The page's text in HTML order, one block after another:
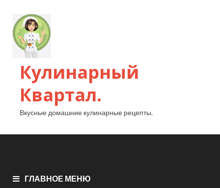
Кулинарный
Квартал.
Вкусные домашние кулинарные рецепты.
ГЛАВНОЕ МЕНЮ